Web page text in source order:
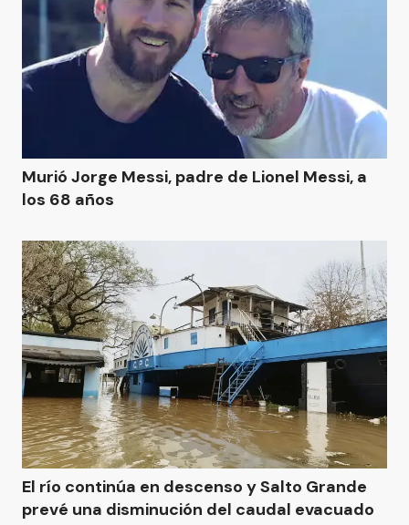
Murió Jorge Messi, padre de Lionel Messi, a
los 68 años
El río continúa en descenso y Salto Grande
prevé una disminución del caudal evacuado